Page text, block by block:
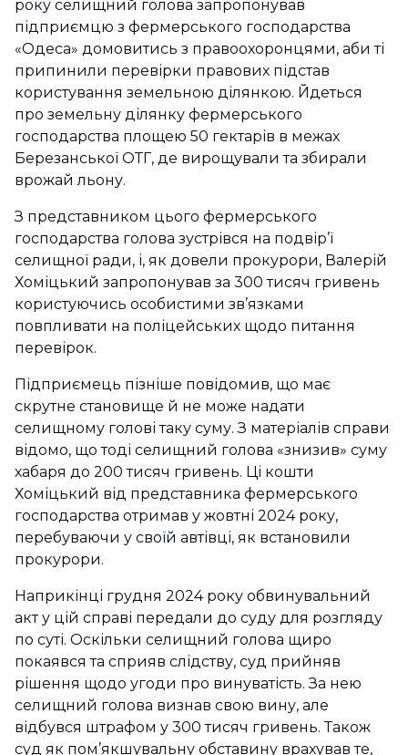
року селищний голова запропонував
підприємцю з фермерського господарства
«Одеса» домовитись з правоохоронцями, аби ті
припинили перевірки правових підстав
користування земельною ділянкою. Йдеться
про земельну ділянку фермерського
господарства площею 50 гектарів в межах
Березанської ОТГ, де вирощували та збирали
врожай льону.
З представником цього фермерського
господарства голова зустрівся на подвір’ї
селищної ради, і, як довели прокурори, Валерій
Хоміцький запропонував за 300 тисяч гривень
користуючись особистими зв’язками
повпливати на поліцейських щодо питання
перевірок.
Підприємець пізніше повідомив, що має
скрутне становище й не може надати
селищному голові таку суму. З матеріалів справи
відомо, що тоді селищний голова «знизив» суму
хабаря до 200 тисяч гривень. Ці кошти
Хоміцький від представника фермерського
господарства отримав у жовтні 2024 року,
перебуваючи у своїй автівці, як встановили
прокурори.
Наприкінці грудня 2024 року обвинувальний
акт у цій справі передали до суду для розгляду
по суті. Оскільки селищний голова щиро
покаявся та сприяв слідству, суд прийняв
рішення щодо угоди про винуватість. За нею
селищний голова визнав свою вину, але
відбувся штрафом у 300 тисяч гривень. Також
суд як пом’якшувальну обставину врахував те,